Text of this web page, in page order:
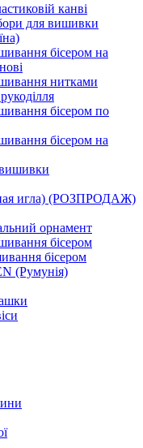
канві
для вишивки
бісером на
нитками
бісером по
бісером на
игла) (РОЗПРОДАЖ)
орнамент
бісером
бісером
(Румунія)